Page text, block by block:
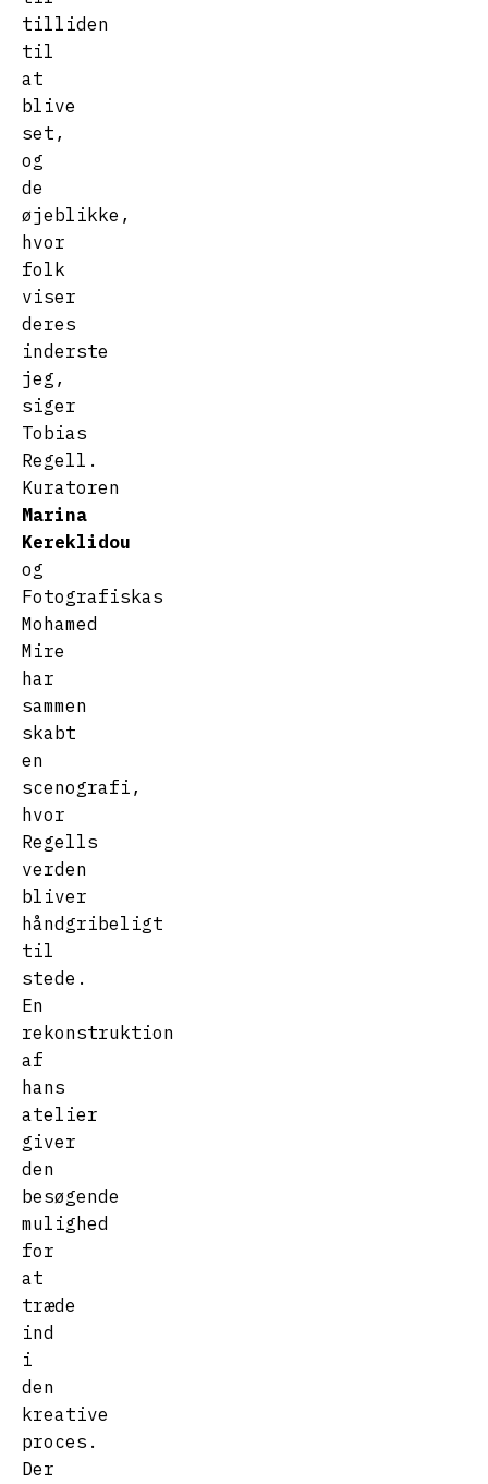
tilliden
til
at
blive
set,
og
de
øjeblikke,
hvor
folk
viser
deres
inderste
jeg,
siger
Tobias
Regell.
Kuratoren
Marina
Kereklidou
og
Fotografiskas
Mohamed
Mire
har
sammen
skabt
en
scenografi,
hvor
Regells
verden
bliver
håndgribeligt
til
stede.
En
rekonstruktion
af
hans
atelier
giver
den
besøgende
mulighed
for
at
træde
ind
i
den
kreative
proces.
Der